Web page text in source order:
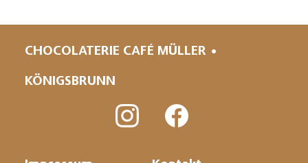
CHOCOLATERIE CAFÉ MÜLLER
KÖNIGSBRUNN
überspringen